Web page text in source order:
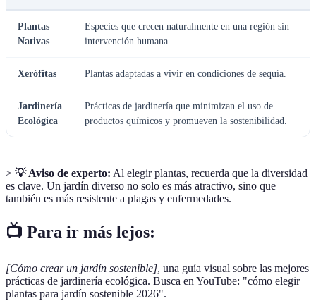
Plantas
Nativas
Especies que crecen naturalmente en una región sin
intervención humana.
Xerófitas Plantas adaptadas a vivir en condiciones de sequía.
Jardinería
Ecológica
Prácticas de jardinería que minimizan el uso de
productos químicos y promueven la sostenibilidad.
> 💡 Aviso de experto: Al elegir plantas, recuerda que la diversidad
es clave. Un jardín diverso no solo es más atractivo, sino que
también es más resistente a plagas y enfermedades.
📺 Para ir más lejos:
[Cómo crear un jardín sostenible], una guía visual sobre las mejores
prácticas de jardinería ecológica. Busca en YouTube: "cómo elegir
plantas para jardín sostenible 2026".